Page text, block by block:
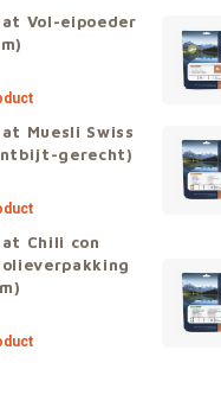
Vol-eipoeder
Muesli Swiss
gerecht)
Chili con